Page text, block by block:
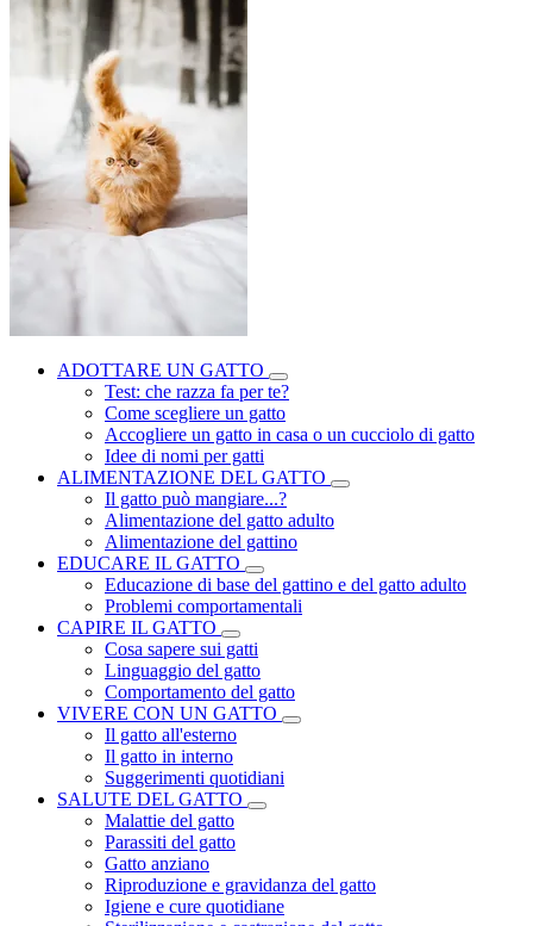
ADOTTARE UN GATTO
Test: che razza fa per te?
Come scegliere un gatto
Accogliere un gatto in casa o un cucciolo di gatto
Idee di nomi per gatti
ALIMENTAZIONE DEL GATTO
Il gatto può mangiare...?
Alimentazione del gatto adulto
Alimentazione del gattino
EDUCARE IL GATTO
Educazione di base del gattino e del gatto adulto
Problemi comportamentali
CAPIRE IL GATTO
Cosa sapere sui gatti
Linguaggio del gatto
Comportamento del gatto
VIVERE CON UN GATTO
Il gatto all'esterno
Il gatto in interno
Suggerimenti quotidiani
SALUTE DEL GATTO
Malattie del gatto
Parassiti del gatto
Gatto anziano
Riproduzione e gravidanza del gatto
Igiene e cure quotidiane